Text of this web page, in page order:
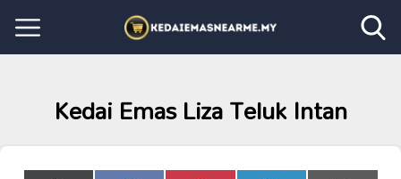
Kedai Emas Liza Teluk Intan